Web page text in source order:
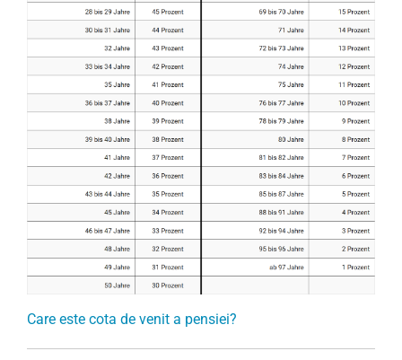
Care este cota de venit a pensiei?